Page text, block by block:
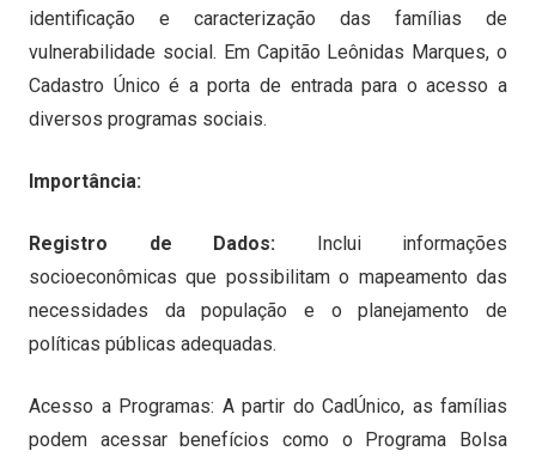
identificação e caracterização das famílias de
vulnerabilidade social. Em Capitão Leônidas Marques, o
Cadastro Único é a porta de entrada para o acesso a
diversos programas sociais.
Importância:
Registro de Dados: Inclui informações
socioeconômicas que possibilitam o mapeamento das
necessidades da população e o planejamento de
políticas públicas adequadas.
Acesso a Programas: A partir do CadÚnico, as famílias
podem acessar benefícios como o Programa Bolsa